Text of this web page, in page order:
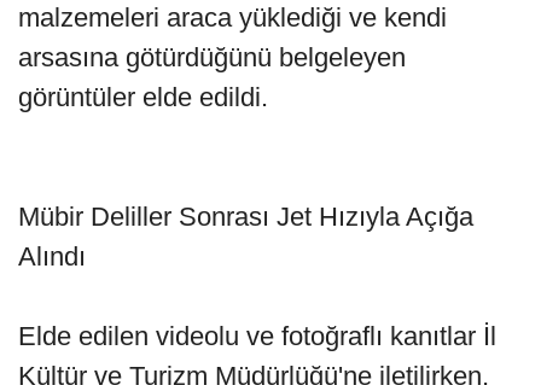
malzemeleri araca yüklediği ve kendi
arsasına götürdüğünü belgeleyen
görüntüler elde edildi.
Mübir Deliller Sonrası Jet Hızıyla Açığa
Alındı
Elde edilen videolu ve fotoğraflı kanıtlar İl
Kültür ve Turizm Müdürlüğü'ne iletilirken,